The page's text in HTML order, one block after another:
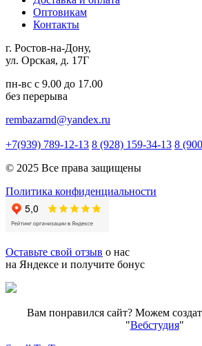
Оптовикам
Контакты
г. Ростов-на-Дону,
ул. Орская, д. 17Г
пн-вс с 9.00 до 17.00
без перерыва
rembazarnd@yandex.ru
+7(939) 789-12-13 8 (928) 159-34-13 8
© 2025 Все права защищены
Политика конфиденциальности
Оставьте свой отзыв о нас
на Яндексе и получите бонус
Вам понравился сайт? Можем
"Вебстудия"